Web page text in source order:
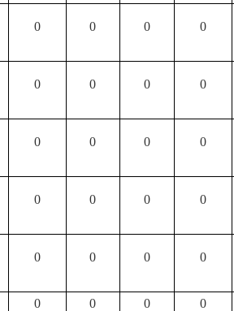
0 0 0 0
0 0 0 0
0 0 0 0
0 0 0 0
0 0 0 0
0 0 0 0